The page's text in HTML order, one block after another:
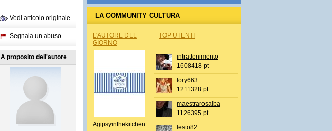
Vedi articolo originale
Segnala un abuso
A proposito dell'autore
LA COMMUNITY CULTURA
L'AUTORE DEL
GIORNO
Agipsyinthekitchen
TOP UTENTI
intrattenimento
1608418 pt
lory663
1211328 pt
maestrarosalba
1126395 pt
lesto82